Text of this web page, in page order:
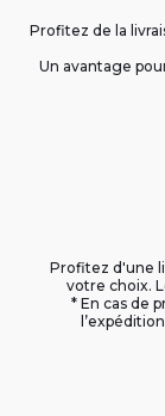
Profitez de la
Un avantage
Profitez d'une
votre choix.
* En cas de